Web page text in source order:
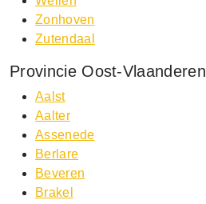
Zonhoven
Zutendaal
Provincie Oost-Vlaanderen
Aalst
Aalter
Assenede
Berlare
Beveren
Brakel